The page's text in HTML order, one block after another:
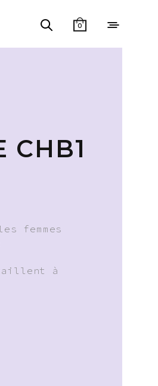
0
CHB1
femmes
à